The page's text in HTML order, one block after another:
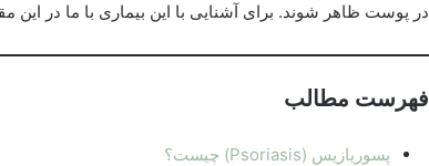
در پوست ظاهر شوند. برای آشنایی با این بیماری با ما در این
فهرست مطالب
پسوریازیس (Psoriasis) چیست؟